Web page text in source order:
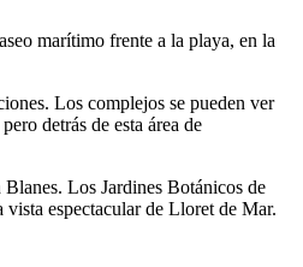
marítimo frente a la playa, en la
Los complejos se pueden ver
detrás de esta área de
Los Jardines Botánicos de
espectacular de Lloret de Mar.